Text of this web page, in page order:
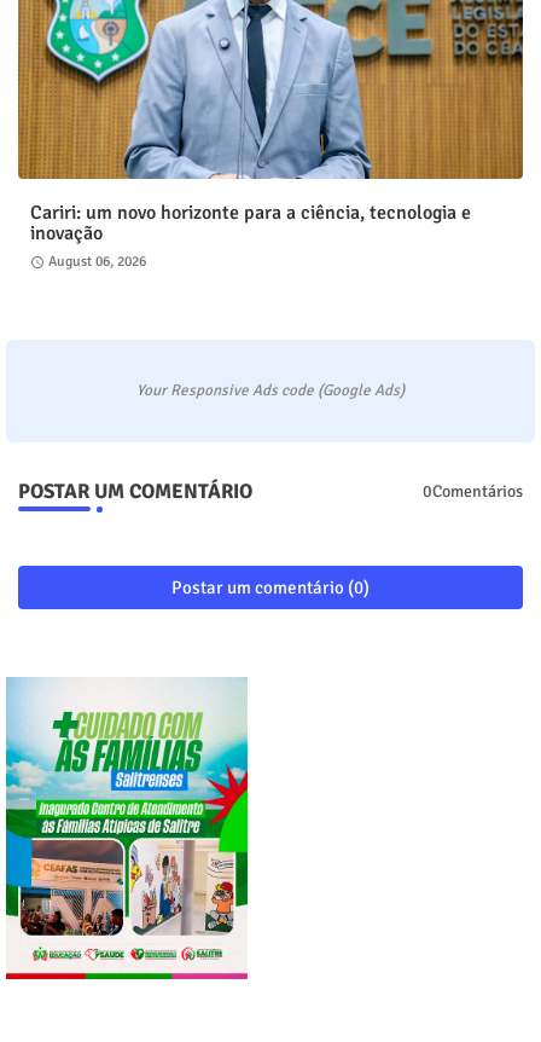
Cariri: um novo horizonte para a ciência, tecnologia e
inovação
August 06, 2026
Your Responsive Ads code (Google Ads)
POSTAR UM COMENTÁRIO 0Comentários
Postar um comentário (0)